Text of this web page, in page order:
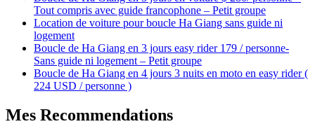
Tout compris avec guide francophone – Petit groupe
Location de voiture pour boucle Ha Giang sans guide ni
logement
Boucle de Ha Giang en 3 jours easy rider 179 / personne-
Sans guide ni logement – Petit groupe
Boucle de Ha Giang en 4 jours 3 nuits en moto en easy rider (
224 USD / personne )
Mes Recommendations